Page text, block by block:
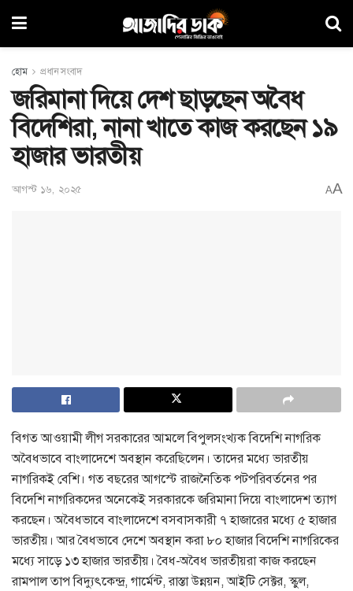
হোম প্রধান সংবাদ
জরিমানা দিয়ে দেশ ছাড়ছেন অবৈধ
বিদেশিরা, নানা খাতে কাজ করছেন ১৯
হাজার ভারতীয়
আগস্ট ১৬, ২০২৫ AA
বিগত আওয়ামী লীগ সরকারের আমলে বিপুলসংখ্যক বিদেশি নাগরিক
অবৈধভাবে বাংলাদেশে অবস্থান করেছিলেন। তাদের মধ্যে ভারতীয়
নাগরিকই বেশি। গত বছরের আগস্টে রাজনৈতিক পটপরিবর্তনের পর
বিদেশি নাগরিকদের অনেকেই সরকারকে জরিমানা দিয়ে বাংলাদেশ ত্যাগ
করছেন। অবৈধভাবে বাংলাদেশে বসবাসকারী ৭ হাজারের মধ্যে ৫ হাজার
ভারতীয়। আর বৈধভাবে দেশে অবস্থান করা ৮০ হাজার বিদেশি নাগরিকের
মধ্যে সাড়ে ১৩ হাজার ভারতীয়। বৈধ-অবৈধ ভারতীয়রা কাজ করছেন
রামপাল তাপ বিদ্যুৎকেন্দ্র, গার্মেন্ট, রাস্তা উন্নয়ন, আইটি সেক্টর, স্কুল,